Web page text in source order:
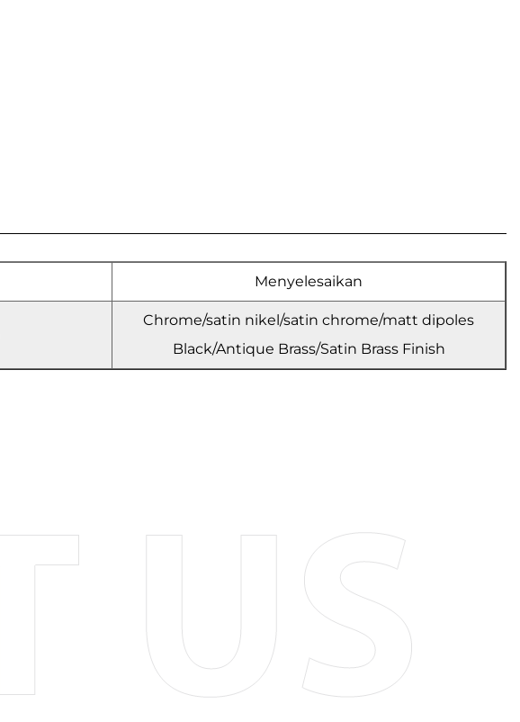
Menyelesaikan
Chrome/satin nikel/satin chrome/matt dipoles
Black/Antique Brass/Satin Brass Finish